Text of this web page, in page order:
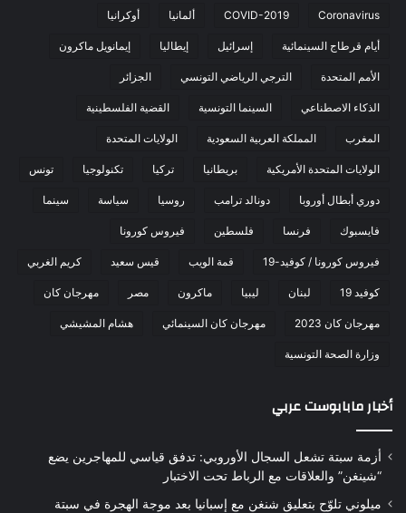
Coronavirus
COVID-2019 ألمانيا أوكرانيا
أيام قرطاج السينمائية إسرائيل إيطاليا إيمانويل ماكرون
الأمم المتحدة الترجي الرياضي التونسي الجزائر
الذكاء الاصطناعي السينما التونسية القضية الفلسطينية
المغرب المملكة العربية السعودية الولايات المتحدة
الولايات المتحدة الأمريكية بريطانيا تركيا تكنولوجيا تونس
دوري أبطال أوروبا دونالد ترامب روسيا سياسة سينما
فايسبوك فرنسا فلسطين فيروس كورونا
فيروس كورونا / كوفيد-19 قمة الويب قيس سعيد كريم الغربي
كوفيد 19 لبنان ليبيا ماكرون مصر مهرجان كان
مهرجان كان 2023 مهرجان كان السينمائي هشام المشيشي
وزارة الصحة التونسية
أخبار مابابوست عربي
أزمة سبتة تشعل السجال الأوروبي: تدفق قياسي للمهاجرين يضع
“شينغن” والعلاقات مع الرباط تحت الاختبار
ميلوني تلوّح بتعليق شنغن مع إسبانيا بعد موجة الهجرة في سبتة